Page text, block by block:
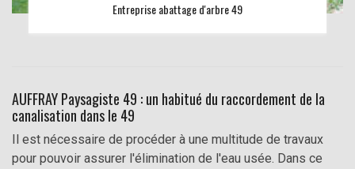
Entreprise abattage d'arbre 49
AUFFRAY Paysagiste 49 : un habitué du raccordement de la
canalisation dans le 49
Il est nécessaire de procéder à une multitude de travaux
pour pouvoir assurer l'élimination de l'eau usée. Dans ce